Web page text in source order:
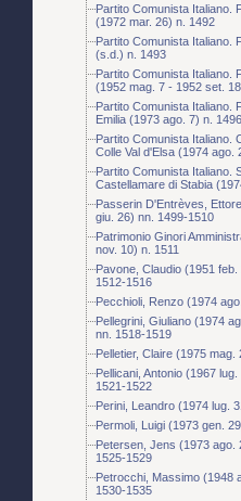
Partito Comunista Italiano.
(1972 mar. 26) n. 1492
Partito Comunista Italiano.
(s.d.) n. 1493
Partito Comunista Italiano.
(1952 mag. 7 - 1952 set.
Partito Comunista Italiano.
Emilia (1973 ago. 7) n. 1496
Partito Comunista Italiano.
Colle Val d'Elsa (1974 ago.
Partito Comunista Italiano.
Castellamare di Stabia
Passerin D'Entrèves,
giu. 26) nn. 1499-1510
Patrimonio Ginori
nov. 10) n. 1511
Pavone, Claudio (1951 feb.
1512-1516
Pecchioli, Renzo (1974
Pellegrini, Giuliano (1974
nn. 1518-1519
Pelletier, Claire (1975 mag.
Pellicani, Antonio (1967
1521-1522
Perini, Leandro (1974 lug.
Permoli, Luigi (1973 gen.
Petersen, Jens (1973 ago.
1525-1529
Petrocchi, Massimo (1948
1530-1535